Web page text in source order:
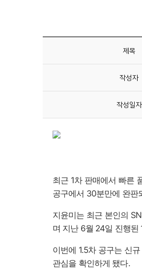
제목
작성자
작성일자
최근 1차 판매에서 빠른
공구에서 30분만에 완판
지윤미는 최근 본인의
며 지난 6월 24일 진행된
이번에 1.5차 공구는 신
관심을 확인하게 됐다.